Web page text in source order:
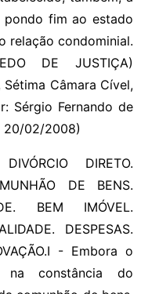
fim ao estado
relação condominial.
DE JUSTIÇA)
Câmara Cível,
Sérgio Fernando de
20/02/2008)
DIRETO.
DE BENS.
BEM IMÓVEL.
DESPESAS.
- Embora o
na constância do